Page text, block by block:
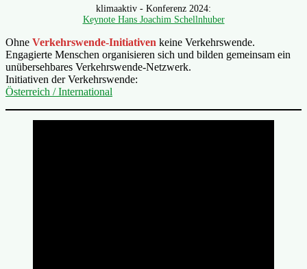
klimaaktiv - Konferenz 2024:
Keynote Hans Joachim Schellnhuber
Ohne Verkehrswende-Initiativen keine Verkehrswende.
Engagierte Menschen organisieren sich und bilden gemeinsam ein
unübersehbares Verkehrswende-Netzwerk.
Initiativen der Verkehrswende:
Österreich / International